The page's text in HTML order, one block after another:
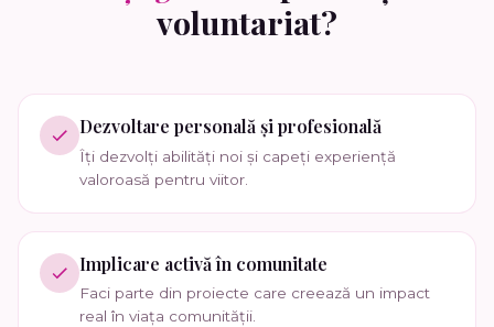
voluntariat?
Dezvoltare personală și profesională
Îți dezvolți abilități noi și capeți experiență
valoroasă pentru viitor.
Implicare activă în comunitate
Faci parte din proiecte care creează un impact
real în viața comunității.